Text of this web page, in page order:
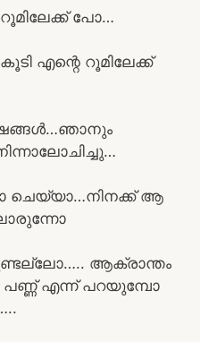
പോ…
എന്റെ റൂമിലേക്ക്
ചെയ്യാ…നിനക്ക് ആ
ആക്രാന്തം
പണ്ണ് എന്ന് പറയുമ്പോ